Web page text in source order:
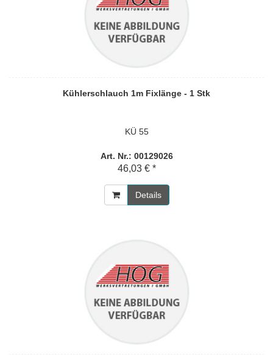
Kühlerschlauch 1m Fixlänge - 1 Stk
KÜ 55
Art. Nr.: 00129026
46,03 € *
Details